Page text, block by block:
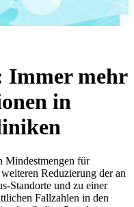
Immer mehr
in
Mindestmengen für
Reduzierung der an
Standorte und zu einer
Fallzahlen in den